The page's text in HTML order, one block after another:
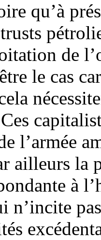
qu’à
de
le cas
l’armée
ailleurs la
à
n’incite